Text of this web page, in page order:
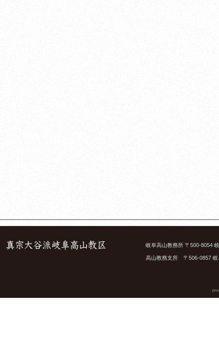
岐阜高山教務所 〒500-8054
高山教務支所 〒506-0857 岐